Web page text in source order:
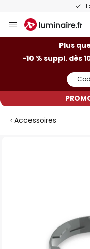
Allez
au
Plus
-10 % suppl. dès
Accessoires